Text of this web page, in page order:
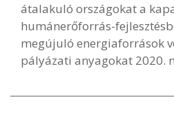
átalakuló országokat a
humánerőforrás-
megújuló energiaforrások
pályázati anyagokat 2020.